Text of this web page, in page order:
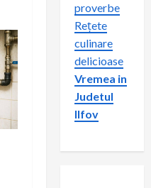
proverbe
Rețete
culinare
delicioase
Vremea in
Judetul
Ilfov